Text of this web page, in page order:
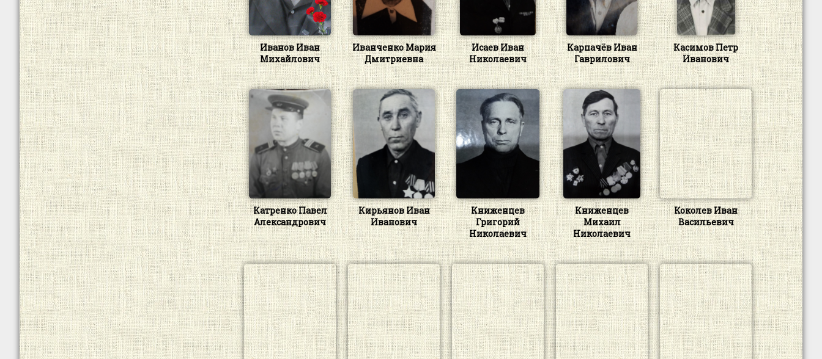
Иванов Иван
Михайлович
Иванченко Мария
Дмитриевна
Исаев Иван
Николаевич
Карпачёв Иван
Гаврилович
Касимов Петр
Иванович
Катренко Павел
Александрович
Кирьянов Иван
Иванович
Книженцев
Григорий
Николаевич
Книженцев
Михаил
Николаевич
Коколев Иван
Васильевич